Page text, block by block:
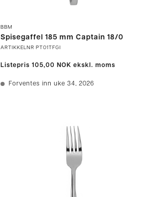
BBM
Spisegaffel 185 mm Captain 18/0
ARTIKKELNR PT01TFGI
Listepris 105,00 NOK ekskl. moms
Forventes inn uke 34, 2026